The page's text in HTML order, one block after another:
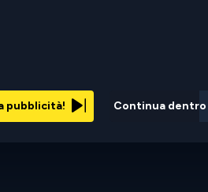
Continua dentro
pubblicità!